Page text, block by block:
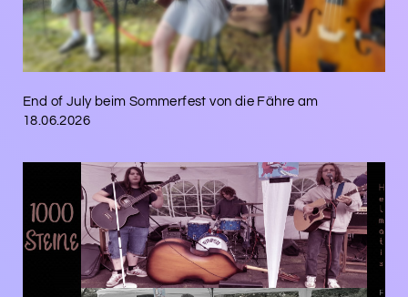
End of July beim Sommerfest von die Fähre am
18.06.2026